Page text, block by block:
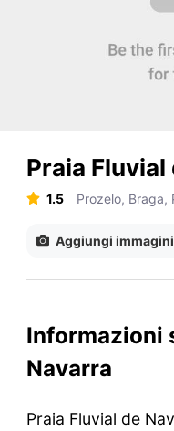
Praia Fluvial
1.5 Prozelo, Braga,
Aggiungi immagini
Informazioni
Navarra
Praia Fluvial de